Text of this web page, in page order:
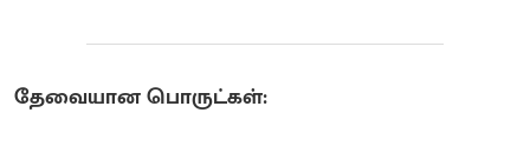
தேவையான பொருட்கள்: